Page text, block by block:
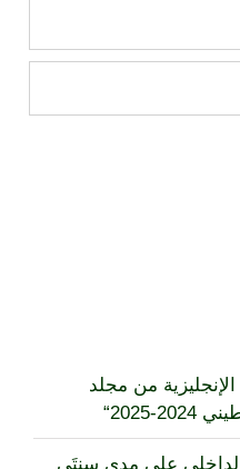
من مجلد
2025“
على مدى سنتَي